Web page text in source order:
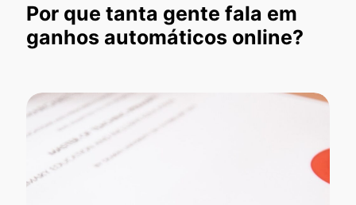
Por que tanta gente fala em
ganhos automáticos online?